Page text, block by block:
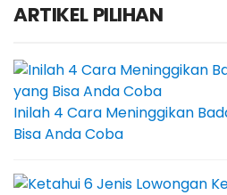
ARTIKEL PILIHAN
Inilah 4 Cara Meninggikan
Bisa Anda Coba